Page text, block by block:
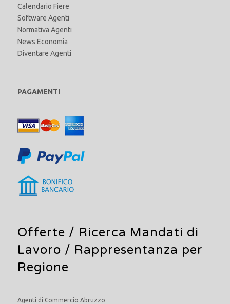
Calendario Fiere
Software Agenti
Normativa Agenti
News Economia
Diventare Agenti
PAGAMENTI
Offerte / Ricerca Mandati di
Lavoro / Rappresentanza per
Regione
Agenti di Commercio Abruzzo